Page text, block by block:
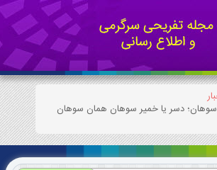
دسر یا خمیر سوهان همان سوهان